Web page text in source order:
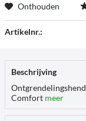
Onthouden
Artikelnr.:
Beschrijving
Comfort meer